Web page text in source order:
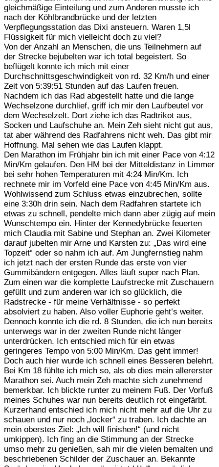
gleichmäßige Einteilung und zum Anderen musste ich
nach der Köhlbrandbrücke und der letzten
Verpflegungsstation das Dixi ansteuern. Waren 1,5l
Flüssigkeit für mich vielleicht doch zu viel?
Von der Anzahl an Menschen, die uns Teilnehmern auf
der Strecke bejubelten war ich total begeistert. So
beflügelt konnte ich mich mit einer
Durchschnittsgeschwindigkeit von rd. 32 Km/h und einer
Zeit von 5:39:51 Stunden auf das Laufen freuen.
Nachdem ich das Rad abgestellt hatte und die lange
Wechselzone durchlief, griff ich mir den Laufbeutel vor
dem Wechselzelt. Dort ziehe ich das Radtrikot aus,
Socken und Laufschuhe an. Mein Zeh sieht nicht gut aus,
tat aber während des Radfahrens nicht weh. Das gibt mir
Hoffnung. Mal sehen wie das Laufen klappt.
Den Marathon im Frühjahr bin ich mit einer Pace von 4:12
Min/Km gelaufen. Den HM bei der Mitteldistanz in Limmer
bei sehr hohen Temperaturen mit 4:24 Min/Km. Ich
rechnete mir im Vorfeld eine Pace von 4:45 Min/Km aus.
Wohlwissend zum Schluss etwas einzubrechen, sollte
eine 3:30h drin sein. Nach dem Radfahren startete ich
etwas zu schnell, pendelte mich dann aber zügig auf mein
Wunschtempo ein. Hinter der Kennedybrücke feuerten
mich Claudia mit Sabine und Stephan an. Zwei Kilometer
darauf jubelten mir Arne und Karsten zu: „Das wird eine
Topzeit“ oder so nahm ich auf. Am Jungfernstieg nahm
ich jetzt nach der ersten Runde das erste von vier
Gummibändern entgegen. Alles läuft super nach Plan.
Zum einen war die komplette Laufstrecke mit Zuschauern
gefüllt und zum anderen war ich so glücklich, die
Radstrecke - für meine Verhältnisse - so perfekt
absolviert zu haben. Also voller Euphorie geht’s weiter.
Dennoch konnte ich die rd. 8 Stunden, die ich nun bereits
unterwegs war in der zweiten Runde nicht länger
unterdrücken. Ich entschied mich für ein etwas
geringeres Tempo von 5:00 Min/Km. Das geht immer!
Doch auch hier wurde ich schnell eines Besseren belehrt.
Bei Km 18 fühlte ich mich so, als ob dies mein allererster
Marathon sei. Auch mein Zeh machte sich zunehmend
bemerkbar. Ich blickte runter zu meinem Fuß. Der Vorfuß
meines Schuhes war nun bereits deutlich rot eingefärbt.
Kurzerhand entschied ich mich nicht mehr auf die Uhr zu
schauen und nur noch „locker“ zu traben. Ich dachte an
mein oberstes Ziel: „Ich will finishen!“ (und nicht
umkippen). Ich fing an die Stimmung an der Strecke
umso mehr zu genießen, sah mir die vielen bemalten und
beschriebenen Schilder der Zuschauer an. Bekannte